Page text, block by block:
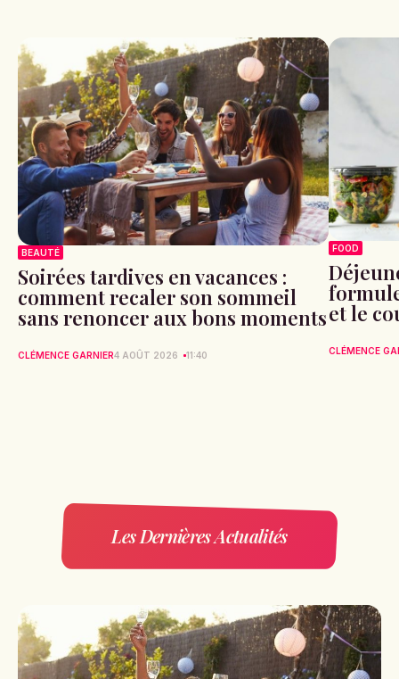
BEAUTÉ
Soirées tardives en vacances :
comment recaler son sommeil
sans renoncer aux bons moments
CLÉMENCE GARNIER4 AOÛT 2026 11:40
FOOD
et le
CLÉMENCE
Les Dernières Actualités